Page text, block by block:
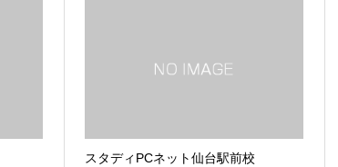
スタディPCネット仙台駅前校